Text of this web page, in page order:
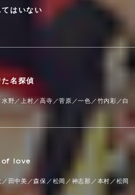
はいない
名探偵
野／上村／高寺／菅原／一色／竹内彩／白
love
田中美／森保／松岡／神志那／本村／松岡